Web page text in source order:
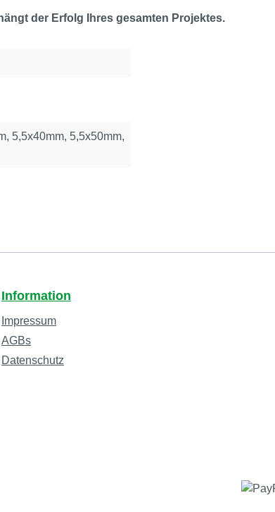
der Erfolg Ihres gesamten Projektes.
5,5x40mm, 5,5x50mm,
Information
Impressum
AGBs
Datenschutz